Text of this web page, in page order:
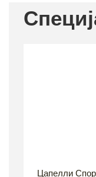
Цапелли
Previous